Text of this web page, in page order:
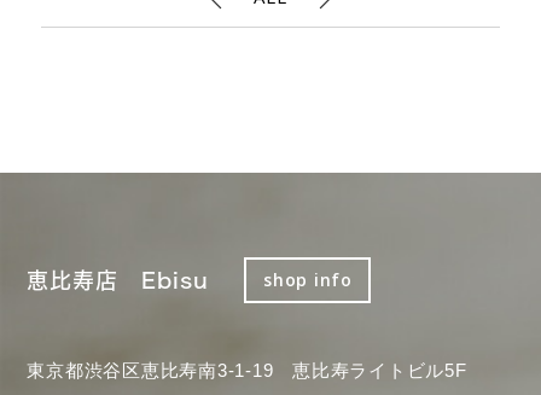
恵比寿店 Ebisu shop info
東京都渋谷区恵比寿南3-1-19 恵比寿ライトビル5F